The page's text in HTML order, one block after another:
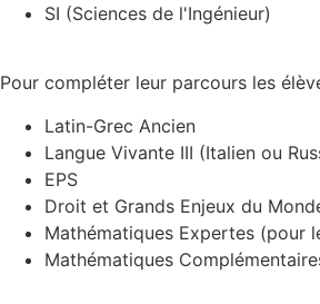
SI (Sciences de l'Ingénieur)
Pour compléter leur parcours les
Latin-Grec Ancien
Langue Vivante III (Italien ou
EPS
Droit et Grands Enjeux du
Mathématiques Expertes (pour
Mathématiques